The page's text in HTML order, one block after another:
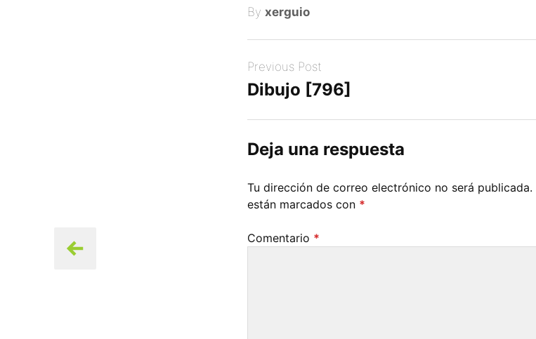
By xerguio
Previous Post
Dibujo [796]
Deja una respuesta
Tu dirección de correo electrónico no será publicada.
están marcados con *
Comentario *